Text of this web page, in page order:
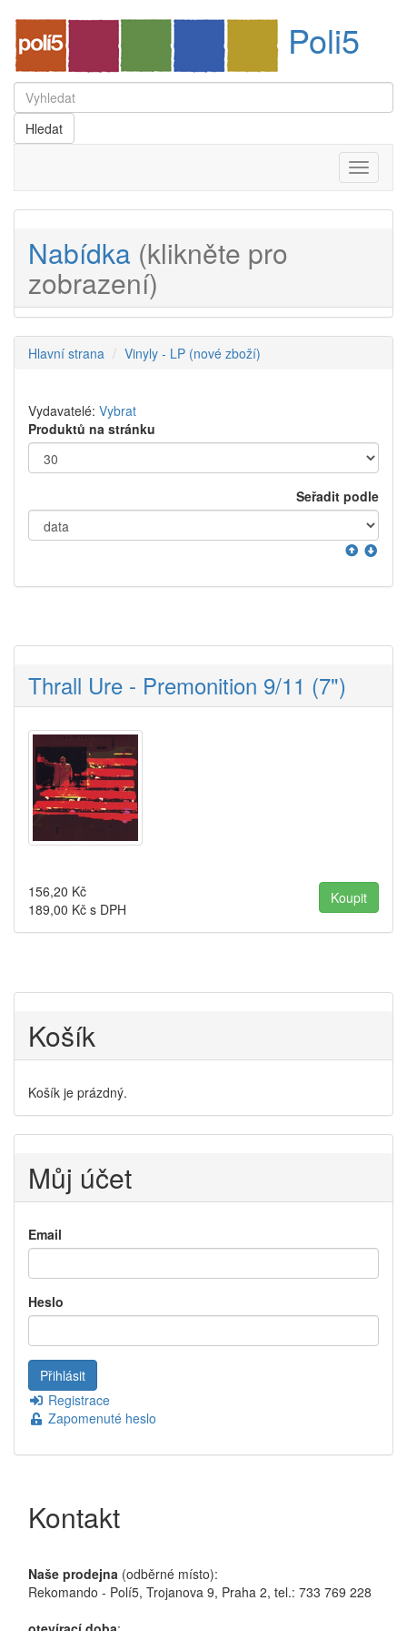
Poli5
Menu
Nabídka (klikněte pro
zobrazení)
Hlavní strana Vinyly - LP (nové zboží)
Vydavatelé: Vybrat
Produktů na stránku
Seřadit podle
Thrall Ure - Premonition 9/11 (7")
156,20 Kč
189,00 Kč s DPH
Košík
Košík je prázdný.
Můj účet
Email
Heslo
Registrace
Zapomenuté heslo
Kontakt
Naše prodejna (odběrné místo):
Rekomando - Polí5, Trojanova 9, Praha 2, tel.: 733 769 228